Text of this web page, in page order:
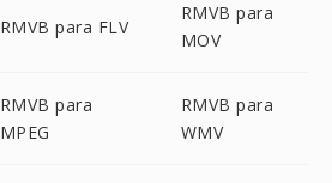
RMVB para FLV
RMVB para
MOV
RMVB para
MPEG
RMVB para
WMV